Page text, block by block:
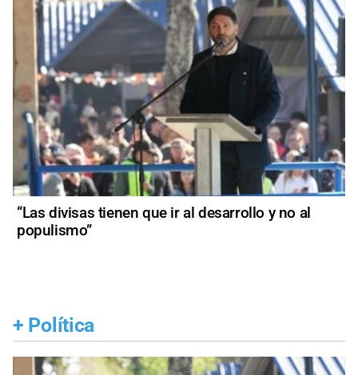
“Las divisas tienen que ir al desarrollo y no al
populismo”
+ Política